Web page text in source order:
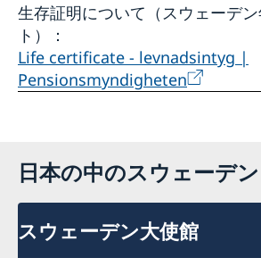
生存証明について（スウェーデ
ト）：
Life certificate - levnadsintyg |
Pensionsmyndigheten
日本の中のスウェーデン
スウェーデン大使館